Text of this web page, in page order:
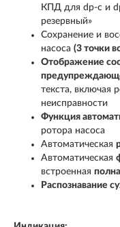
КПД для dp-c и
резервный»
Сохранение и
насоса (3 точки
Отображение
текста, включая
неисправности
Функция
ротора насоса
Автоматическая
Автоматическая
встроенная
Распознавание